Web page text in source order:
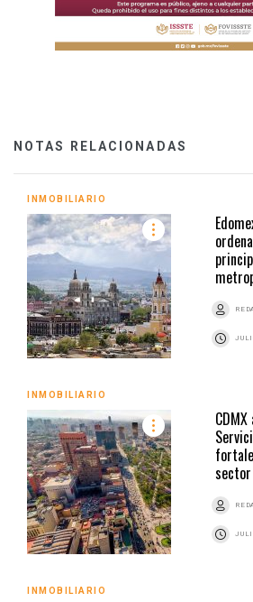
NOTAS RELACIONADAS
INMOBILIARIO
INMOBILIARIO
sector
INMOBILIARIO